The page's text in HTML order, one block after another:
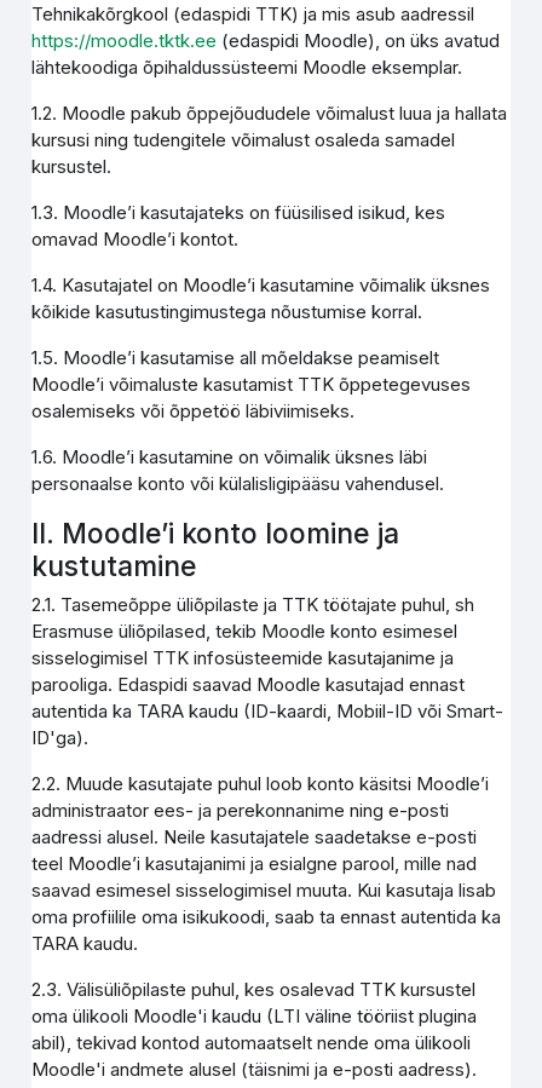
Tehnikakõrgkool (edaspidi TTK) ja mis asub aadressil
https://moodle.tktk.ee (edaspidi Moodle), on üks avatud
lähtekoodiga õpihaldussüsteemi Moodle eksemplar.
1.2. Moodle pakub õppejõududele võimalust luua ja hallata
kursusi ning tudengitele võimalust osaleda samadel
kursustel.
1.3. Moodle’i kasutajateks on füüsilised isikud, kes
omavad Moodle’i kontot.
1.4. Kasutajatel on Moodle’i kasutamine võimalik üksnes
kõikide kasutustingimustega nõustumise korral.
1.5. Moodle’i kasutamise all mõeldakse peamiselt
Moodle’i võimaluste kasutamist TTK õppetegevuses
osalemiseks või õppetöö läbiviimiseks.
1.6. Moodle’i kasutamine on võimalik üksnes läbi
personaalse konto või külalisligipääsu vahendusel.
II. Moodle’i konto loomine ja
kustutamine
2.1. Tasemeõppe üliõpilaste ja TTK töötajate puhul, sh
Erasmuse üliõpilased, tekib Moodle konto esimesel
sisselogimisel TTK infosüsteemide kasutajanime ja
parooliga. Edaspidi saavad Moodle kasutajad ennast
autentida ka TARA kaudu (ID-kaardi, Mobiil-ID või Smart-
ID'ga).
2.2. Muude kasutajate puhul loob konto käsitsi Moodle’i
administraator ees- ja perekonnanime ning e-posti
aadressi alusel. Neile kasutajatele saadetakse e-posti
teel Moodle’i kasutajanimi ja esialgne parool, mille nad
saavad esimesel sisselogimisel muuta. Kui kasutaja lisab
oma profiilile oma isikukoodi, saab ta ennast autentida ka
TARA kaudu.
2.3. Välisüliõpilaste puhul, kes osalevad TTK kursustel
oma ülikooli Moodle'i kaudu (LTI väline tööriist plugina
abil), tekivad kontod automaatselt nende oma ülikooli
Moodle'i andmete alusel (täisnimi ja e-posti aadress).